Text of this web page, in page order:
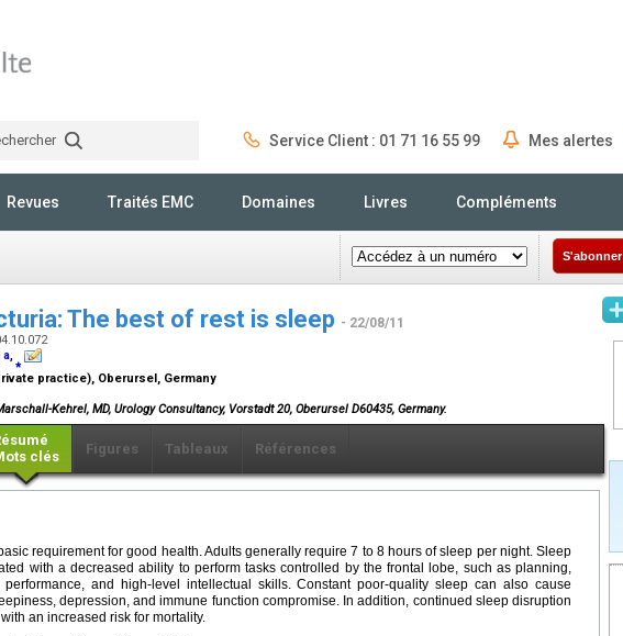
Service Client : 01 71 16 55 99 Mes alertes
Revues Traités EMC Domaines Livres Compléments
S'abonner
The best of rest is sleep - 22/08/11
a,⁎
practice), Oberursel, Germany
Kehrel, MD, Urology Consultancy, Vorstadt 20, Oberursel D60435, Germany.
clés
Figures Tableaux Références
requirement for good health. Adults generally require 7 to 8 hours of sleep per night. Sleep
with a decreased ability to perform tasks controlled by the frontal lobe, such as planning,
performance, and high-level intellectual skills. Constant poor-quality sleep can also cause
depression, and immune function compromise. In addition, continued sleep disruption
an increased risk for mortality.